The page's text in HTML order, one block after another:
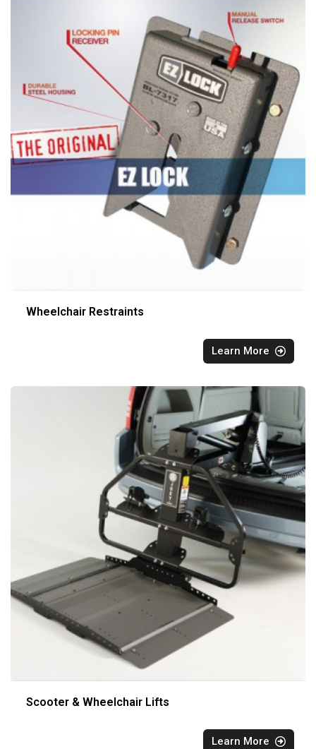
Wheelchair Restraints
Learn More
Scooter & Wheelchair Lifts
Learn More